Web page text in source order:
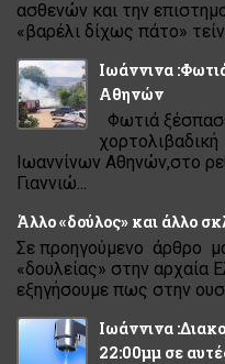
ασθενών και την
«βαρέλι δίχως πάτο»
Ιωάννινα
Αθηνών
Φωτιά
Ιωαννίνων Αθηνών,στο
Γιαννιώ...
Άλλο «δούλος» και άλλο
Σε προηγούμενο άρθρο
«δουλείας» στην αρχαία
εξηγήσουμε πως στην
Ιωάννινα
22:00μμ σε